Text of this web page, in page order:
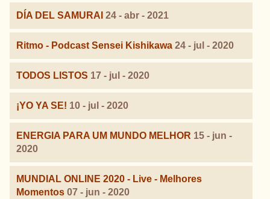
DÍA DEL SAMURAI 24 - abr - 2021
Ritmo - Podcast Sensei Kishikawa 24 - jul - 2020
TODOS LISTOS 17 - jul - 2020
¡YO YA SE! 10 - jul - 2020
ENERGIA PARA UM MUNDO MELHOR 15 - jun -
2020
MUNDIAL ONLINE 2020 - Live - Melhores
Momentos 07 - jun - 2020